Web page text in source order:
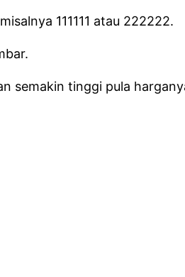
111111 atau 222222.
semakin tinggi pula